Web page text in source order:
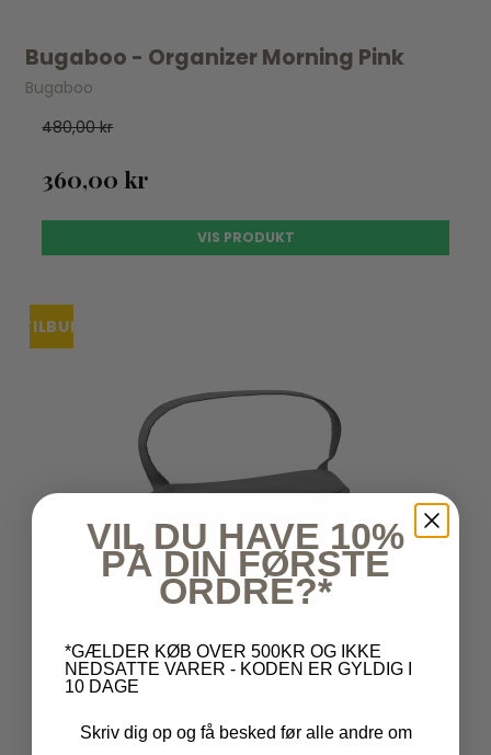
Bugaboo - Organizer Morning Pink
Bugaboo
480,00 kr
360,00 kr
VIS PRODUKT
TILBUD
VIL DU HAVE 10%
PÅ DIN FØRSTE
ORDRE?*
*GÆLDER KØB OVER 500KR OG IKKE
NEDSATTE VARER - KODEN ER GYLDIG I
10 DAGE
Skriv dig op og få besked før alle andre om